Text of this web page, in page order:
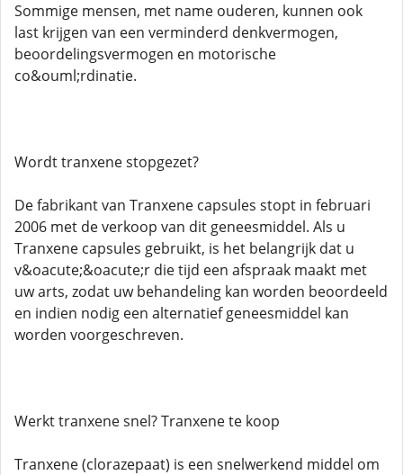
Sommige mensen, met name ouderen, kunnen ook
last krijgen van een verminderd denkvermogen,
beoordelingsvermogen en motorische
co&ouml;rdinatie.
Wordt tranxene stopgezet?
De fabrikant van Tranxene capsules stopt in februari
2006 met de verkoop van dit geneesmiddel. Als u
Tranxene capsules gebruikt, is het belangrijk dat u
v&oacute;&oacute;r die tijd een afspraak maakt met
uw arts, zodat uw behandeling kan worden beoordeeld
en indien nodig een alternatief geneesmiddel kan
worden voorgeschreven.
Werkt tranxene snel? Tranxene te koop
Tranxene (clorazepaat) is een snelwerkend middel om